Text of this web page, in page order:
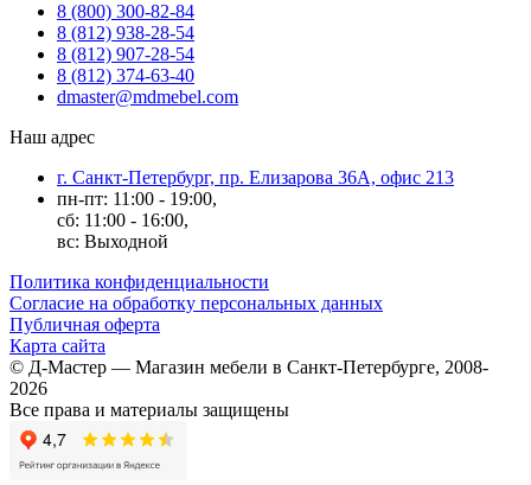
8 (800) 300-82-84
8 (812) 938-28-54
8 (812) 907-28-54
8 (812) 374-63-40
dmaster@mdmebel.com
Наш адрес
г. Санкт-Петербург, пр. Елизарова 36А, офис 213
пн-пт: 11:00 - 19:00,
сб: 11:00 - 16:00,
вс: Выходной
Политика конфиденциальности
Согласие на обработку персональных данных
Публичная оферта
Карта сайта
© Д-Мастер — Магазин мебели в Санкт-Петербурге, 2008-
2026
Все права и материалы защищены